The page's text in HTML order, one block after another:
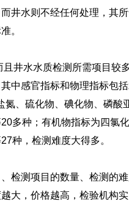
井水则不经任何处理，其
。
井水水质检测所需项目较
中感官指标和物理指标包
、硫化物、碘化物、磷酸
多种；有机物指标为四氯
种，检测难度大得多。
检测项目的数量、检测的
大，价格越高，检验机构实